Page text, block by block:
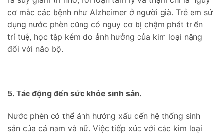
cơ mắc các bệnh như Alzheimer ở người già. Trẻ em sử
dụng nước phèn cũng có nguy cơ bị chậm phát triển
trí tuệ, học tập kém do ảnh hưởng của kim loại nặng
đối với não bộ.
5. Tác động đến sức khỏe sinh sản.
Nước phèn có thể ảnh hưởng xấu đến hệ thống sinh
sản của cả nam và nữ. Việc tiếp xúc với các kim loại